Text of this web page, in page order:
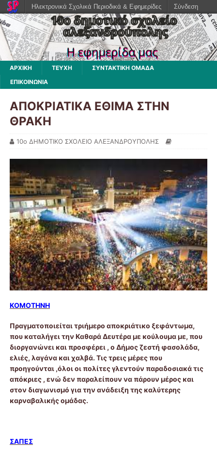
ΑΡΧΙΚΗ ΤΕΥΧΗ
ΣΥΝΤΑΚΤΙΚΗ ΟΜΑΔΑ
ΕΠΙΚΟΙΝΩΝΙΑ
ΑΠΟΚΡΙΑΤΙΚΑ ΕΘΙΜΑ ΣΤΗΝ
ΘΡΑΚΗ
10ο ΔΗΜΟΤΙΚΟ ΣΧΟΛΕΙΟ ΑΛΕΞΑΝΔΡΟΥΠΟΛΗΣ
ΚΟΜΟΤΗΝΗ
Πραγματοποιείται τριήμερο αποκριάτικο ξεφάντωμα,
που καταλήγει την Καθαρά Δευτέρα με κούλουμα με, που
διοργανώνει και προσφέρει , ο Δήμος ζεστή φασολάδα,
ελιές, λαγάνα και χαλβά. Τις τρεις μέρες που
προηγούνται ,όλοι οι πολίτες γλεντούν παραδοσιακά τις
απόκριες , ενώ δεν παραλείπουν να πάρουν μέρος και
στον διαγωνισμό για την ανάδειξη της καλύτερης
καρναβαλικής ομάδας.
ΣΑΠΕΣ
Ηλεκτρονικά Σχολικά Περιοδικά & Εφημερίδες Σύνδεση